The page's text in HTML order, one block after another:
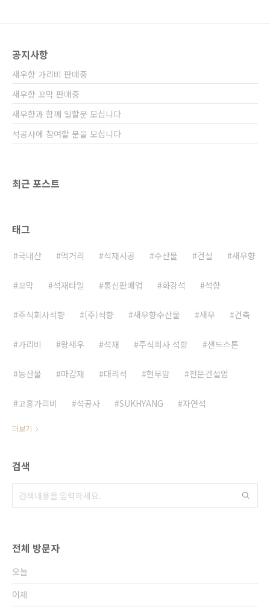
공지사항
새우향 가리비 판매중
새우향 꼬막 판매중
새우향과 함께 일할분 모십니다
석공사에 참여할 분을 모십니다
최근 포스트
태그
국내산 먹거리 석재시공 수산물 건설 새우향
꼬막 석재타일 통신판매업 화강석 석향
주식회사석향 (주)석향 새우향수산물 새우 건축
가리비 왕새우 석재 주식회사 석향 샌드스톤
농산물 마감재 대리석 현무암 전문건설업
고흥가리비 석공사 SUKHYANG 자연석
더보기
검색
전체 방문자
오늘
어제